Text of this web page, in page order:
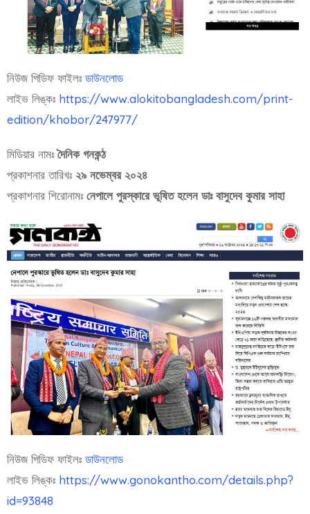
নিউজ পিডিফ ফাইলঃ ডাউনলোড
লাইভ লিঙ্কঃ https://www.alokitobangladesh.com/print-
edition/khobor/247977/
মিডিয়ার নামঃদৈনিক গনকন্ঠ
প্রকাশনার তারিখঃ ২৯ নভেম্বর ২০২৪
প্রকাশনার শিরোনামঃ নেপালে পুরস্কারে ভূষিত হলেন ডাঃ বাসুদেব কুমার সাহা
নিউজ পিডিফ ফাইলঃ ডাউনলোড
লাইভ লিঙ্কঃ https://www.gonokantho.com/details.php?
id=93848